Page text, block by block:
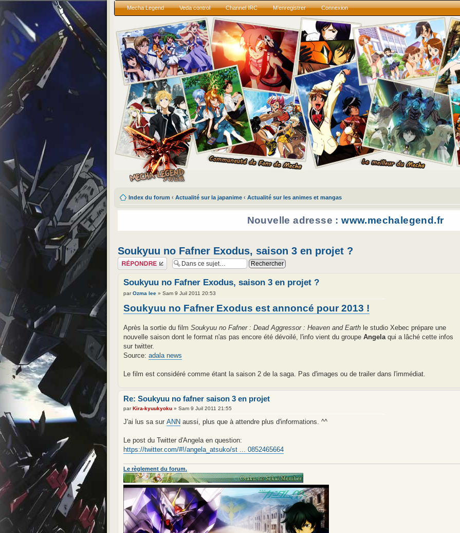
Mecha Legend Veda control Channel IRC M’enregistrer Connexion
Index du forum ‹ Actualité sur la japanime ‹ Actualité sur les animes et mangas
Nouvelle adresse :www.mechalegend.fr
Soukyuu no Fafner Exodus, saison 3 en projet ?
Répondre
Soukyuu no Fafner Exodus, saison 3 en projet ?
parOzma lee » Sam 9 Juil 2011 20:53
Soukyuu no Fafner Exodus est annoncé pour 2013 !
Après la sortie du film Soukyuu no Fafner : Dead Aggressor : Heaven and Earth le studio Xebec prépare une
nouvelle saison dont le format n'as pas encore été dévoilé, l'info vient du groupe Angela qui a lâché cette infos
sur twitter.
Source: adala news
Le film est considéré comme étant la saison 2 de la saga. Pas d'images ou de trailer dans l'immédiat.
Re: Soukyuu no fafner saison 3 en projet
parKira-kyuukyoku » Sam 9 Juil 2011 21:55
J'ai lus sa sur ANN aussi, plus que à attendre plus d'informations. ^^
Le post du Twitter d'Angela en question:
https://twitter.com/#!/angela_atsuko/st ... 0852465664
Le règlement du forum.